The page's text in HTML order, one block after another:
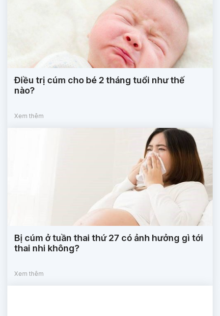
Điều trị cúm cho bé 2 tháng tuổi như thế
nào?
Xem thêm
Bị cúm ở tuần thai thứ 27 có ảnh hưởng gì tới
thai nhi không?
Xem thêm